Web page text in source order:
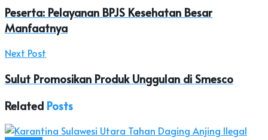
Peserta: Pelayanan BPJS Kesehatan Besar
Manfaatnya
Next Post
Sulut Promosikan Produk Unggulan di Smesco
Related Posts